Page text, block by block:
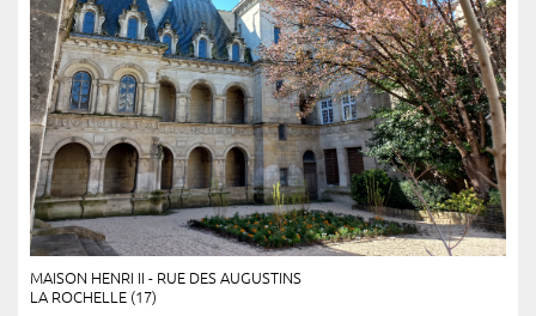
MAISON HENRI II - RUE DES AUGUSTINS
LA ROCHELLE (17)